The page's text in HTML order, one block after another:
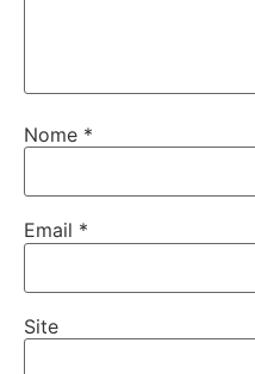
Nome *
Email *
Site